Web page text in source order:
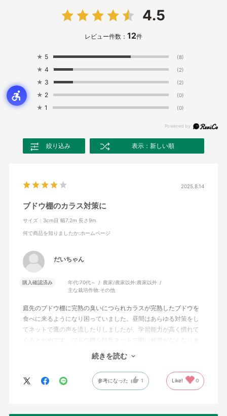
4.5
レビュー件数： 12件
★ 5 (8)
★ 4 (2)
★ 3 (2)
★ 2 (0)
★ 1 (0)
絞り込み 表示：新しい順
2025.8.14
ブドウ棚のカラス対策に
サイズ：3cm目 幅7.2m 長さ9m
何で商品を知りましたか:ホームページ
だいちゃん
購入確認済み 年代:70代～ 農家/農家以外:農家以外
主な栽培作物:その他
庭先のブドウ棚に完熟の臭いにつられカラスが完熟したブドウを
食べに来るようになり困っていました。昼間はあらゆる対策をし
てネットで鷹の声を流したりしましたが、学習能力が高く慣れて
くるとだめです。ブドウ棚を防鳥ネットで囲い被害がなくなりま
鳥網 1000ﾃﾞﾆｰﾙ（青） ( 3cm目 幅7.2m 長さ9m )」の設置はブドウ
から離して隙間を開けた方が良いです。良いものを開発販売して
いただき感謝です。今年は孫にブドウを食べてもらいました。
続きを読む
参考になった 1 Like! 0